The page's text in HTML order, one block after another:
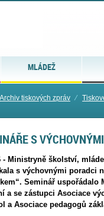
MLÁDEŽ
Archiv tiskových zpráv ⁄
S
- Ministryně školství,
s výchovnými poradci
Seminář uspořádalo
a se zástupci Asociace
a Asociace pedagogů